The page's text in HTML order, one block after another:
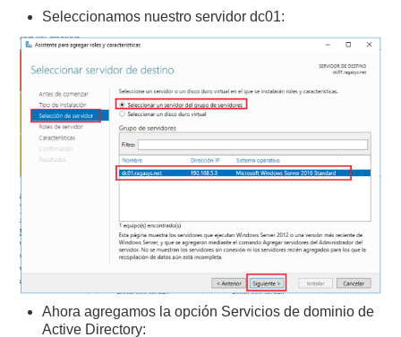
Seleccionamos nuestro servidor dc01:
Ahora agregamos la opción Servicios de dominio de
Active Directory: